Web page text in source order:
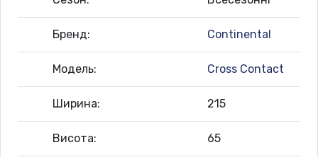
Бренд: Continental
Модель: Cross Contact
Ширина: 215
Висота: 65